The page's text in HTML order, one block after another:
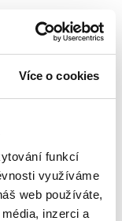
Více o cookies
funkcí
využíváme
web používáte,
inzerci a